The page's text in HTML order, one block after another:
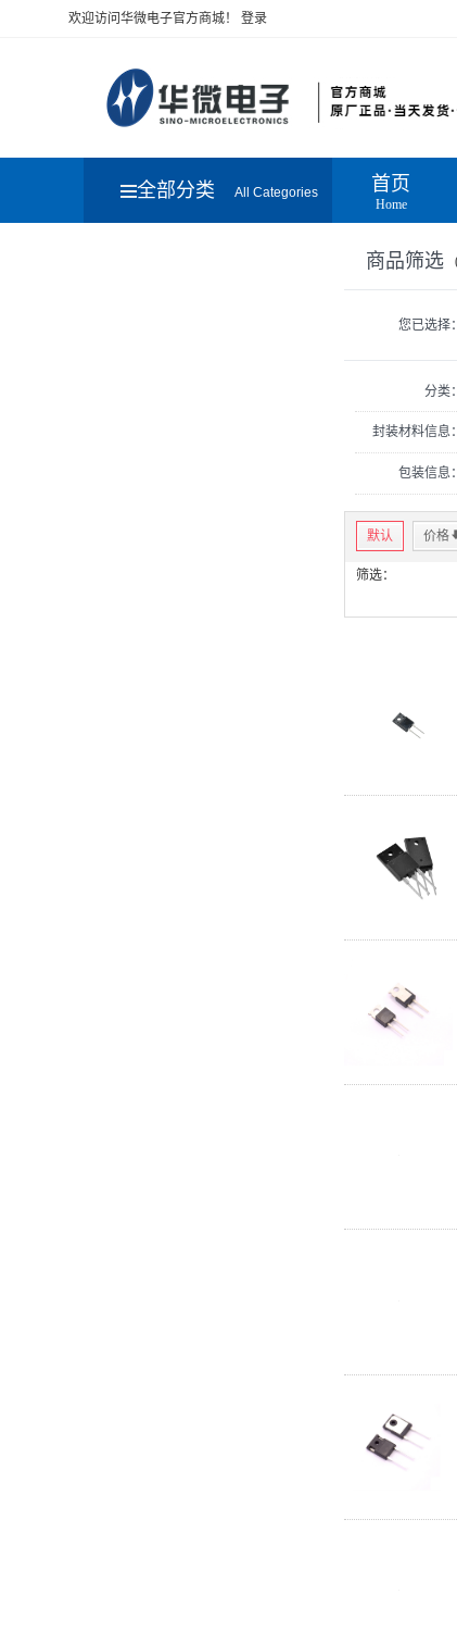
欢迎访问华微电子官方商城！ 登录
全部分类 All Categories 首页
Home
商品筛选
您已选择：
分类：
封装材料信息：
包装信息：
默认 价格
筛选：